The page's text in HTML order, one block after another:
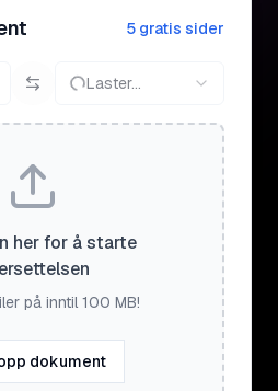
5 gratis sider
Laster...
her for å starte
på inntil 100 MB!
dokument